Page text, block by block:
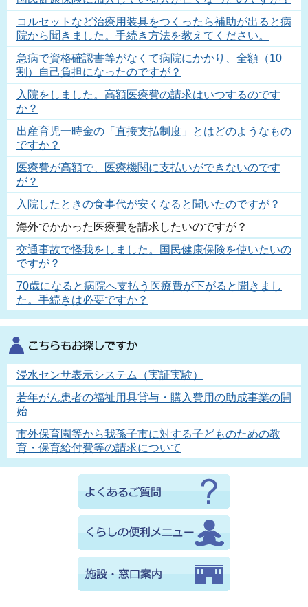
コルセットなど治療用装具をつくったら補助が出ると病
院から聞きました。手続き方法を教えてください。
急病で資格確認書等がなくて病院にかかり、全額（10
割）自己負担になったのですが？
入院をしました。高額医療費の請求はいつするのです
か？
出産育児一時金の「直接支払制度」とはどのようなもの
ですか？
医療費が高額で、医療機関に支払いができないのです
が？
入院したときの食事代が安くなると聞いたのですが？
海外でかかった医療費を請求したいのですが？
交通事故で怪我をしました。国民健康保険を使いたいの
ですが？
70歳になると病院へ支払う医療費が下がると聞きまし
た。手続きは必要ですか？
浸水センサ表示システム（実証実験）
若年がん患者の福祉用具貸与・購入費用の助成事業の開
始
市外保育園等から我孫子市に対する子どものための教
育・保育給付費等の請求について